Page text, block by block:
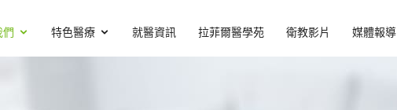
們 特色醫療 就醫資訊 拉菲爾醫學苑 衛教影片 媒體報導